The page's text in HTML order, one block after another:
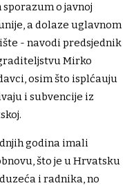
o javnoj
a dolaze uglavnom
- navodi predsjednik
Mirko
osim što isplćauju
i subvencije iz
godina imali
što je u Hrvatsku
i radnika, no